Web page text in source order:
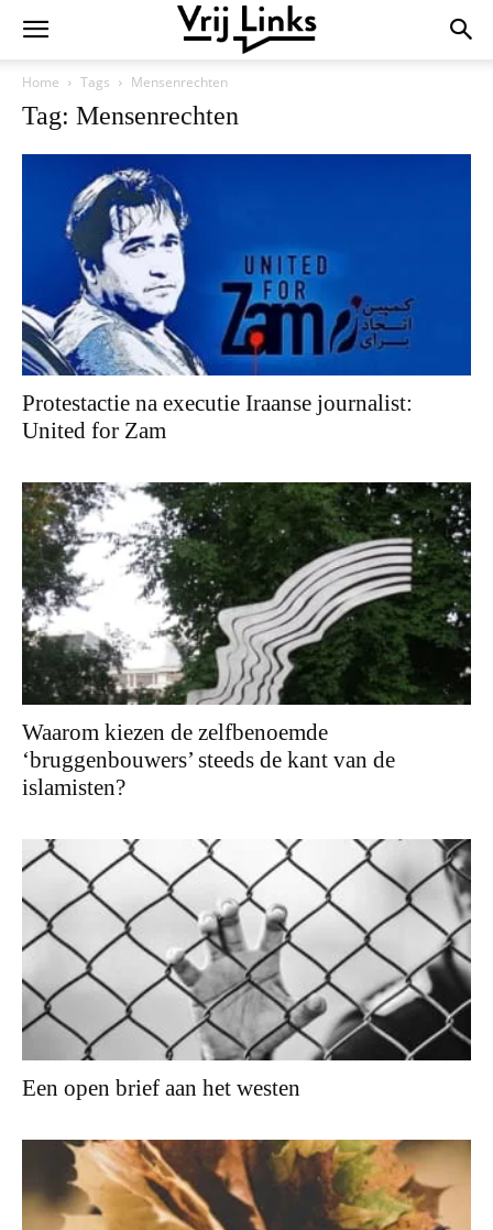
Home Tags Mensenrechten
Tag: Mensenrechten
Protestactie na executie Iraanse journalist:
United for Zam
Waarom kiezen de zelfbenoemde
‘bruggenbouwers’ steeds de kant van de
islamisten?
Een open brief aan het westen